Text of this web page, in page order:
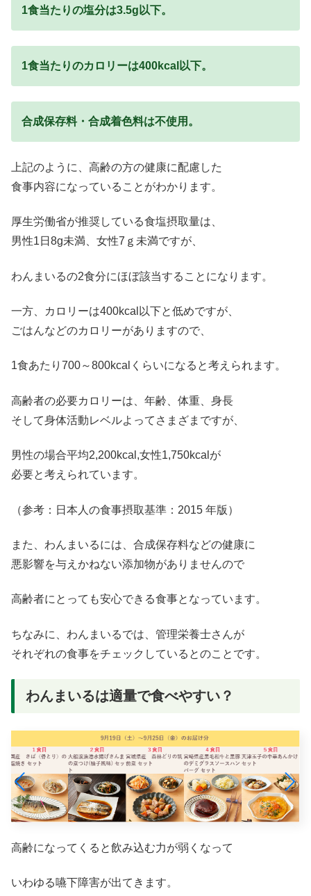
1食当たりの塩分は3.5g以下。
1食当たりのカロリーは400kcal以下。
合成保存料・合成着色料は不使用。
上記のように、高齢の方の健康に配慮した
食事内容になっていることがわかります。
厚生労働省が推奨している食塩摂取量は、
男性1日8g未満、女性7ｇ未満ですが、
わんまいるの2食分にほぼ該当することになります。
一方、カロリーは400kcal以下と低めですが、
ごはんなどのカロリーがありますので、
1食あたり700～800kcalくらいになると考えられます。
高齢者の必要カロリーは、年齢、体重、身長
そして身体活動レベルよってさまざまですが、
男性の場合平均2,200kcal,女性1,750kcalが
必要と考えられています。
（参考：日本人の食事摂取基準：2015 年版）
また、わんまいるには、合成保存料などの健康に
悪影響を与えかねない添加物がありませんので
高齢者にとっても安心できる食事となっています。
ちなみに、わんまいるでは、管理栄養士さんが
それぞれの食事をチェックしているとのことです。
わんまいるは適量で食べやすい？
高齢になってくると飲み込む力が弱くなって
いわゆる嚥下障害が出てきます。